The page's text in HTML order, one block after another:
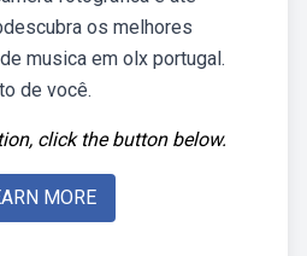
os melhores
musica em olx portugal.
de você.
click the button below.
MORE